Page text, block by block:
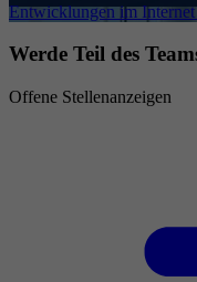
Entwicklungen im
Werde Teil des
Offene Stellenanzeigen